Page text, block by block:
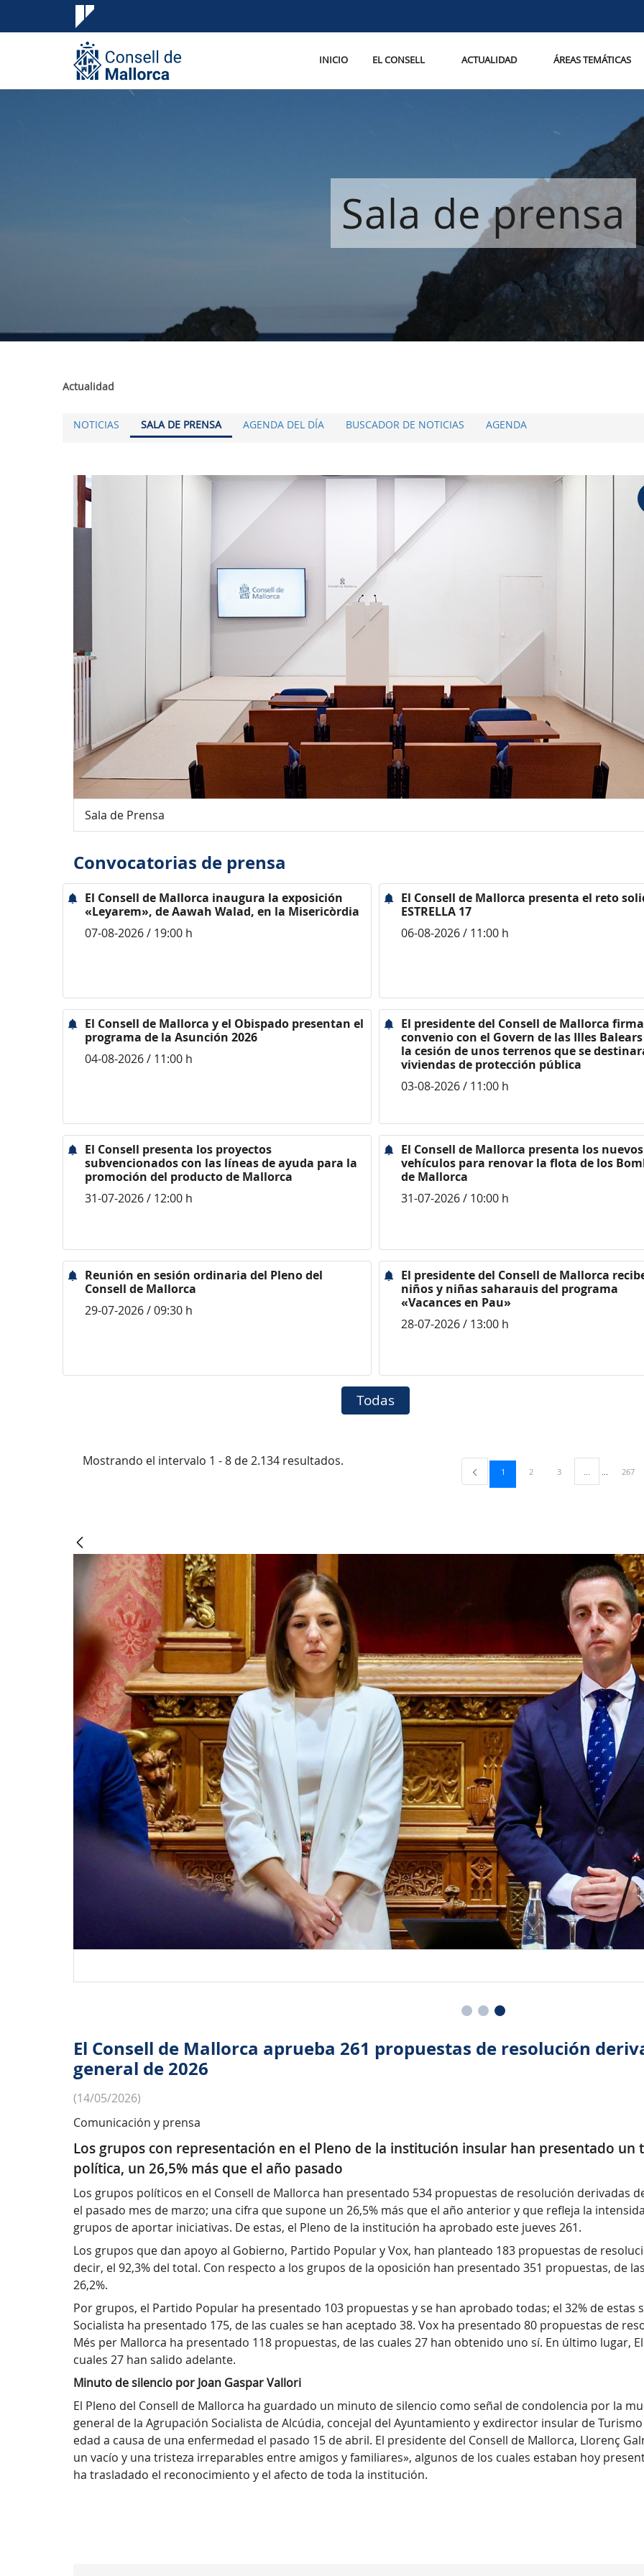
INICIO EL CONSELL ACTUALIDAD ÁREAS TEMÁTICAS
Sala de prensa
Actualidad
NOTICIAS SALA DE PRENSA AGENDA DEL DÍA BUSCADOR DE NOTICIAS AGENDA
Sala de Prensa
Convocatorias de prensa
El Consell de Mallorca inaugura la exposición
«Leyarem», de Aawah Walad, en la Misericòrdia
07-08-2026 / 19:00 h
El Consell de Mallorca presenta el reto
ESTRELLA 17
06-08-2026 / 11:00 h
El Consell de Mallorca y el Obispado presentan el
programa de la Asunción 2026
04-08-2026 / 11:00 h
El presidente del Consell de Mallorca
convenio con el Govern de las Illes
la cesión de unos terrenos que se
viviendas de protección pública
03-08-2026 / 11:00 h
El Consell presenta los proyectos
subvencionados con las líneas de ayuda para la
promoción del producto de Mallorca
31-07-2026 / 12:00 h
El Consell de Mallorca presenta los nuevos
vehículos para renovar la flota de los
de Mallorca
31-07-2026 / 10:00 h
Reunión en sesión ordinaria del Pleno del
Consell de Mallorca
29-07-2026 / 09:30 h
El presidente del Consell de Mallorca
niños y niñas saharauis del programa
«Vacances en Pau»
28-07-2026 / 13:00 h
Todas
Mostrando el intervalo 1 - 8 de 2.134 resultados.
Página
1 Página
2 Página
3 Páginas Página
267
El Consell de Mallorca aprueba 261 propuestas de resolución
general de 2026
(14/05/2026)
Comunicación y prensa
Los grupos con representación en el Pleno de la institución insular han presentado un
política, un 26,5% más que el año pasado
Los grupos políticos en el Consell de Mallorca han presentado 534 propuestas de resolución derivadas
el pasado mes de marzo; una cifra que supone un 26,5% más que el año anterior y que refleja la
grupos de aportar iniciativas. De estas, el Pleno de la institución ha aprobado este jueves 261.
Los grupos que dan apoyo al Gobierno, Partido Popular y Vox, han planteado 183 propuestas de
decir, el 92,3% del total. Con respecto a los grupos de la oposición han presentado 351 propuestas, de
26,2%.
Por grupos, el Partido Popular ha presentado 103 propuestas y se han aprobado todas; el 32% de
Socialista ha presentado 175, de las cuales se han aceptado 38. Vox ha presentado 80 propuestas de
Més per Mallorca ha presentado 118 propuestas, de las cuales 27 han obtenido uno sí. En último lugar,
cuales 27 han salido adelante.
Minuto de silencio por Joan Gaspar Vallori
El Pleno del Consell de Mallorca ha guardado un minuto de silencio como señal de condolencia por la
general de la Agrupación Socialista de Alcúdia, concejal del Ayuntamiento y exdirector insular de
edad a causa de una enfermedad el pasado 15 de abril. El presidente del Consell de Mallorca, Llorenç
un vacío y una tristeza irreparables entre amigos y familiares», algunos de los cuales estaban hoy
ha trasladado el reconocimiento y el afecto de toda la institución.